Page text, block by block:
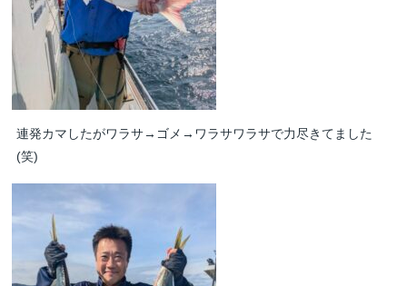
連発カマしたがワラサ→ゴメ→ワラサワラサで力尽きてました
(笑)